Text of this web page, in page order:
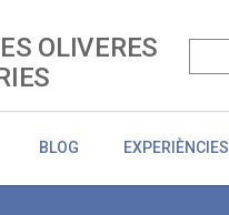
OLIVERES
BLOG EXPERIÈNCIES